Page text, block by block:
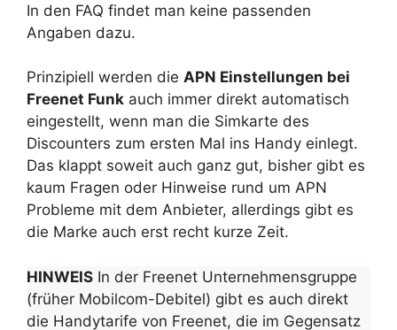
In den FAQ findet man keine passenden
Angaben dazu.
Prinzipiell werden die APN Einstellungen bei
Freenet Funk auch immer direkt automatisch
eingestellt, wenn man die Simkarte des
Discounters zum ersten Mal ins Handy einlegt.
Das klappt soweit auch ganz gut, bisher gibt es
kaum Fragen oder Hinweise rund um APN
Probleme mit dem Anbieter, allerdings gibt es
die Marke auch erst recht kurze Zeit.
HINWEIS In der Freenet Unternehmensgruppe
(früher Mobilcom-Debitel) gibt es auch direkt
die Handytarife von Freenet, die im Gegensatz